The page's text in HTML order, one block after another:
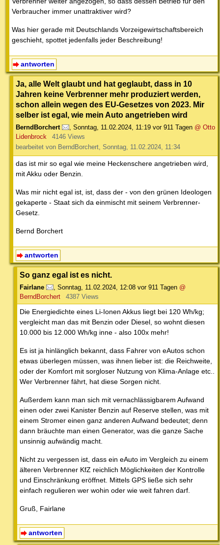
Verbraucher immer unattraktiver wird?
Was hier gerade mit Deutschlands Vorzeigewirtschaftsbereich
geschieht, spottet jedenfalls jeder Beschreibung!
antworten
Ja, alle Welt glaubt und hat geglaubt, dass in 10
Jahren keine Verbrenner mehr produziert werden,
schon allein wegen des EU-Gesetzes von 2023. Mir
selber ist egal, wie mein Auto angetrieben wird
BerndBorchert , Sonntag, 11.02.2024, 11:19 vor 911 Tagen @ Otto
Lidenbrock
4146 Views
bearbeitet von BerndBorchert, Sonntag, 11.02.2024, 11:34
das ist mir so egal wie meine Heckenschere angetrieben wird,
mit Akku oder Benzin.
Was mir nicht egal ist, ist, dass der - von den grünen Ideologen
gekaperte - Staat sich da einmischt mit seinem Verbrenner-
Gesetz.
Bernd Borchert
antworten
So ganz egal ist es nicht.
Fairlane , Sonntag, 11.02.2024, 12:08 vor 911 Tagen @
BerndBorchert
4387 Views
Die Energiedichte eines Li-Ionen Akkus liegt bei 120 Wh/kg;
vergleicht man das mit Benzin oder Diesel, so wohnt diesen
10.000 bis 12.000 Wh/kg inne - also 100x mehr!
Es ist ja hinlänglich bekannt, dass Fahrer von eAutos schon
etwas überlegen müssen, was ihnen lieber ist: die Reichweite,
oder der Komfort mit sorgloser Nutzung von Klima-Anlage etc..
Wer Verbrenner fährt, hat diese Sorgen nicht.
Außerdem kann man sich mit vernachlässigbarem Aufwand
einen oder zwei Kanister Benzin auf Reserve stellen, was mit
einem Stromer einen ganz anderen Aufwand bedeutet; denn
dann bräuchte man einen Generator, was die ganze Sache
unsinnig aufwändig macht.
Nicht zu vergessen ist, dass ein eAuto im Vergleich zu einem
älteren Verbrenner KfZ reichlich Möglichkeiten der Kontrolle
und Einschränkung eröffnet. Mittels GPS ließe sich sehr
einfach regulieren wer wohin oder wie weit fahren darf.
Gruß, Fairlane
antworten